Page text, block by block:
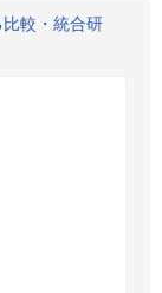
較・統合研